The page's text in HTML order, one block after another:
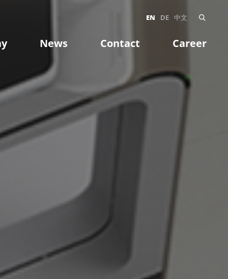
News Contact Career
EN DE 中文